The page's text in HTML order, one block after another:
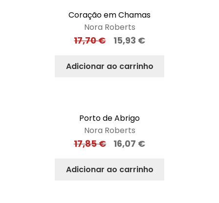
Coração em Chamas
Nora Roberts
17,70€ 15,93 €
Adicionar ao carrinho
Porto de Abrigo
Nora Roberts
17,85€ 16,07 €
Adicionar ao carrinho